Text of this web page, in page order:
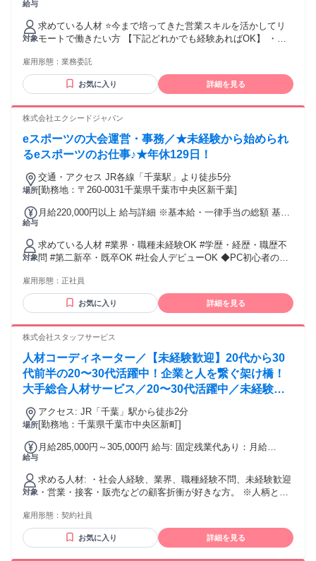
給与
経験・成果・マネジメント経験に応じて決定します！
対象
求めている人材 ⭐今まで培ってきた営業スキルを活かしてリ
モートで働きたい方 【下記どれかでも経験あればOK】 ・ア
・オンライン商談やインサイドセールスの経験 ・SaaS／IT／
人材／広告など 無形商材の営業経験
雇用形態： 業務委託
お気に入り 詳細を見る
株式会社エクシードジャパン
eスポーツの大会運営・事務／★未経験から始められ
るeスポーツのお仕事♪★年休129日！
場所
交通・アクセス JR各線「千葉駅」より徒歩5分
[勤務地：〒260-0031千葉県千葉市中央区新千葉]
給与
月給220,000円以上 給与詳細 ※基本給・一律手当の総額 基本
に一律で支払われる通勤・皆勤・家族手当金額：あり 全員に
一律で支払われるその他手当金額：あり 1ヶ月あたり3万5000
円 ※経験・能力を考慮の上、当社規定により優遇いたしま
す。 【 各種手当 】 ■交通費支給（規定有） ■残業手当（全
～28万円／規定有） ■住宅手当（月5,000円～／規定有） ■扶
養手当（1万円／月） ■子供手当（1人5,000円／月） 試用・研
修期間：2ヶ月 試用・研修期間の条件：本採用と同じ その
他、給与・待遇の変更はありません
対象
求めている人材 #業界・職種未経験OK #学歴・経歴・職歴不
問 #第二新卒・既卒OK #社会人デビューOK ◆PC初心者の方
に憧れている方 ◆Esports業界の仕事にチャレンジしてみたい
方 ◆“好き”を大切にしながら、安定した生活も実現したい方
＼★こんな方に向いています★／ ・ゲームがとにかく好き！
を身につけて成長したい方 ／ 少しでも「自分かな？」と感じ
雇用形態： 正社員
お気に入り 詳細を見る
株式会社スタッフサービス
人材コーディネーター／【未経験歓迎】20代から30
代前半の20〜30代活躍中！企業と人を繋ぐ架け橋！
大手総合人材サービス／20〜30代活躍中／未経験か
ら事務スキルを磨きやすい
場所
アクセス: JR「千葉」駅から徒歩2分
[勤務地：千葉県千葉市中央区新町]
給与
月給285,000円～305,000円 給与: 固定残業代あり：月給
￥60,000（34時間相当分）を含む。34時間を超える残業代は
追加で支給する。
対象
求める人材: ・社会人経験、業界、職種経験不問、未経験歓迎
・営業・接客・販売などの顧客折衝が好きな方。 ※人柄とや
ンバーが活躍している職場です！ 【こんな方に向いていま
す】 ・20〜30代活躍中の環境で、実務力を着実に伸ばしてい
きたい方 ・周囲の状況を見ながら、先回りして動くことにや
雇用形態： 契約社員
お気に入り 詳細を見る